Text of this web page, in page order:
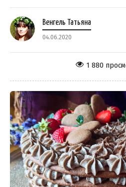
Венгель Татьяна
04.06.2020
1 880